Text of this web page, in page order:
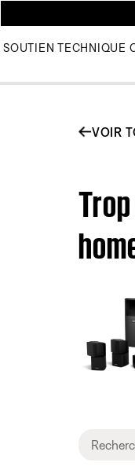
SOUTIEN TECHNIQUE
VOIR